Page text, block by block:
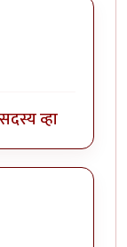
सदस्य व्हा